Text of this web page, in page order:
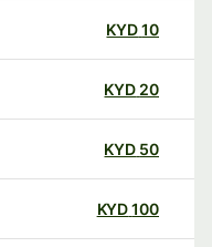
KYD
20
KYD
50
KYD
100
KYD